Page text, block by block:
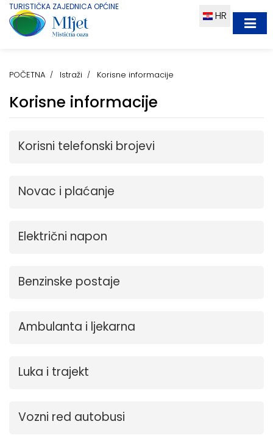
TURISTIČKA ZAJEDNICA OPĆINE
HR
POČETNA Istraži Korisne informacije
Korisne informacije
Korisni telefonski brojevi
Novac i plaćanje
Električni napon
Benzinske postaje
Ambulanta i ljekarna
Luka i trajekt
Vozni red autobusi